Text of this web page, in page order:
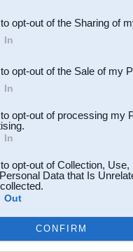
Participants
opt-out of the Sharing of
In
opt-out of the Sale of my
In
opt-out of processing my
In
opt-out of Collection,
Data that Is
Out
CONFIRM